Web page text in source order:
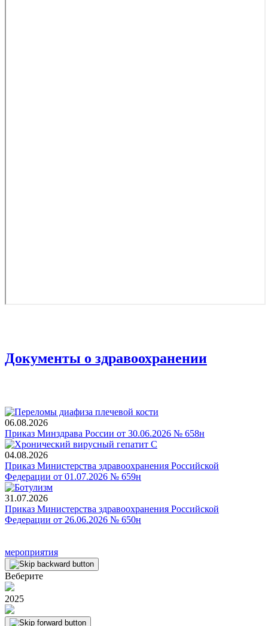
Документы о здравоохранении
06.08.2026
Приказ Минздрава России от 30.06.2026 № 658н
04.08.2026
Приказ Министерства здравоохранения Российской
Федерации от 01.07.2026 № 659н
31.07.2026
Приказ Министерства здравоохранения Российской
Федерации от 26.06.2026 № 650н
мероприятия
Веберите
2025